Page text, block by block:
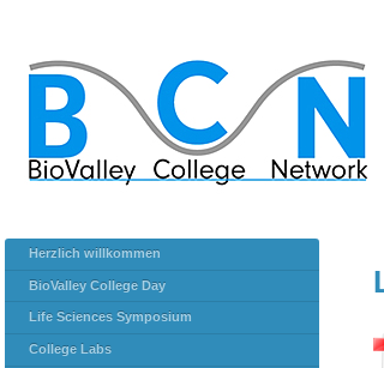
Herzlich willkommen
BioValley College Day
Life Sciences Symposium
College Labs